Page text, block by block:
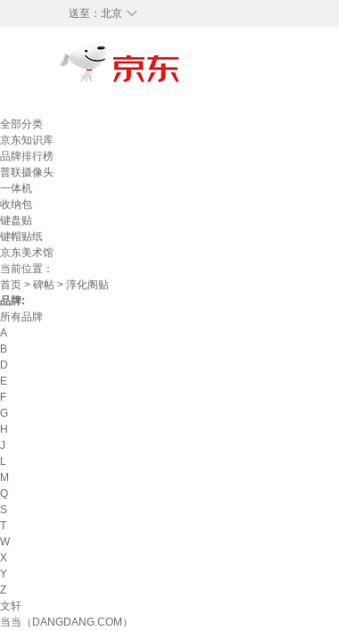
◇
送至： 北京
全部分类
京东知识库
品牌排行榜
普联摄像头
一体机
收纳包
键盘贴
键帽贴纸
京东美术馆
当前位置：
首页 > 碑帖 > 淳化阁贴
品牌:
所有品牌
A
B
D
E
F
G
H
J
L
M
Q
S
T
W
X
Y
Z
文轩
当当（DANGDANG.COM）